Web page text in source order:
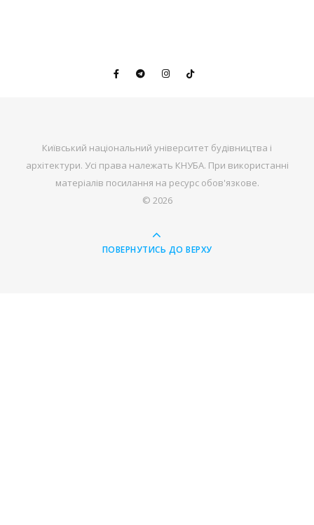
Київський національний університет будівництва і
архітектури. Усі права належать КНУБА. При використанні
матеріалів посилання на ресурс обов'язкове.
© 2026
ПОВЕРНУТИСЬ ДО ВЕРХУ